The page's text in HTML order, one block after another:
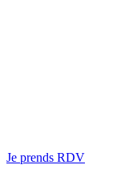
Je prends RDV